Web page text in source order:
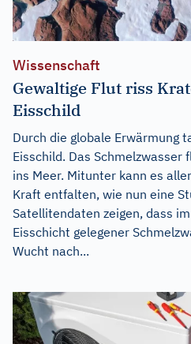
Wissenschaft
Gewaltige Flut riss
Eisschild
Durch die globale Erwärmung
Eisschild. Das
ins Meer. Mitunter kann es
Kraft entfalten, wie nun eine
Satellitendaten zeigen, dass
Eisschicht gelegener
Wucht nach...